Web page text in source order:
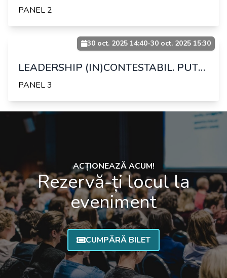
PANEL 2
30 oct. 2025 14:40-30 oct. 2025 15:30
LEADERSHIP (IN)CONTESTABIL. PUTEREA DIN SPATELE DECIZIILOR NEPOPULARE. FACILITATOR: ANDRA POPOVICIU
PANEL 3
ACȚIONEAZĂ ACUM!
Rezervă-ți locul la
eveniment
CUMPĂRĂ BILET